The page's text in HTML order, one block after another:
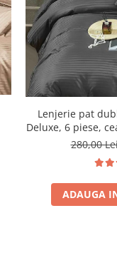
Lenjerie pat
Deluxe, 6 piese,
Gri
280,00
ADAUGA